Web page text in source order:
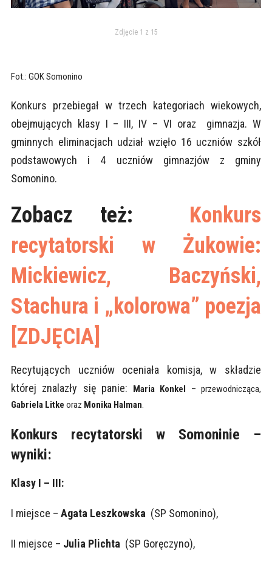
Zdjęcie 1 z 15
Fot.: GOK Somonino
Konkurs przebiegał w trzech kategoriach wiekowych,
obejmujących klasy I – III, IV – VI oraz gimnazja. W
gminnych eliminacjach udział wzięło 16 uczniów szkół
podstawowych i 4 uczniów gimnazjów z gminy
Somonino.
Zobacz też: Konkurs
recytatorski w Żukowie:
Mickiewicz, Baczyński,
Stachura i „kolorowa” poezja
[ZDJĘCIA]
Recytujących uczniów oceniała komisja, w składzie
której znalazły się panie:
Maria Konkel – przewodnicząca,
Gabriela Litke oraz Monika Halman.
Konkurs recytatorski w Somoninie –
wyniki:
Klasy I – III:
I miejsce – Agata Leszkowska(SP Somonino),
II miejsce – Julia Plichta(SP Goręczyno),